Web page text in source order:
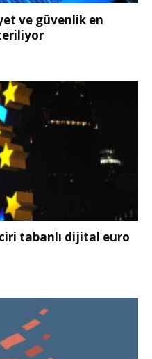
ve güvenlik en
tabanlı dijital euro